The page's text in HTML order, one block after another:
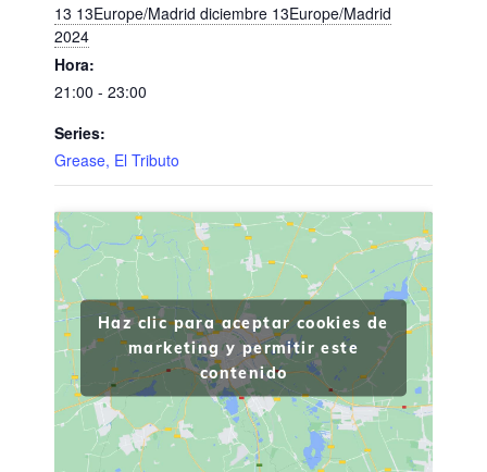
13 13Europe/Madrid diciembre 13Europe/Madrid
2024
Hora:
21:00 - 23:00
Series:
Grease, El Tributo
Haz clic para aceptar cookies de
marketing y permitir este
contenido